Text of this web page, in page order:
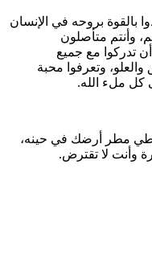
بالقوة بروحه في الإنسان
وأنتم متأصلون
تدركوا مع جميع
وتعرفوا محبة
كل ملء الله.
مطر أرضك في حينه،
وأنت لا تقترض.